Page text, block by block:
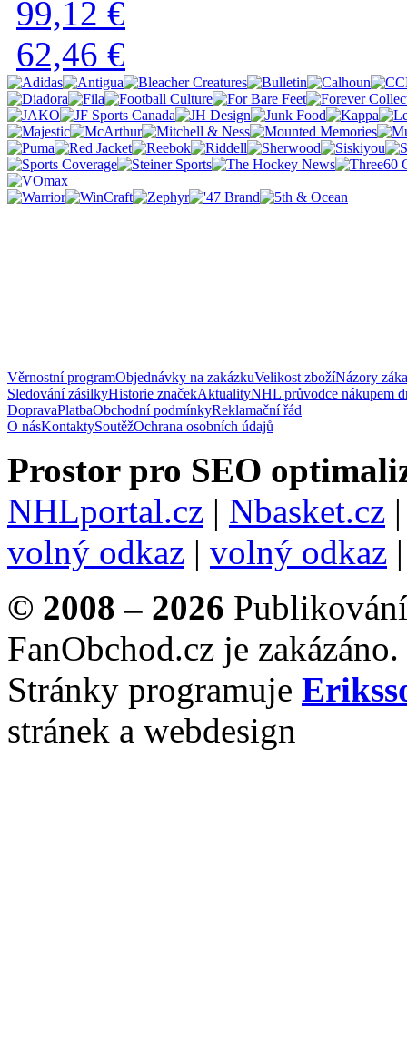
99,12 €
62,46 €
Věrnostní programObjednávky na zakázkuVelikost zbožíNázory
Sledování zásilkyHistorie značekAktualityNHL průvodce nákupem
DopravaPlatbaObchodní podmínkyReklamační řád
O násKontaktySoutěžOchrana osobních údajů
Prostor pro SEO
NHLportal.cz | Nbasket.cz
volný odkaz | volný odkaz
© 2008 – 2026
FanObchod.cz je zakázáno.
Stránky programuje
stránek a webdesign